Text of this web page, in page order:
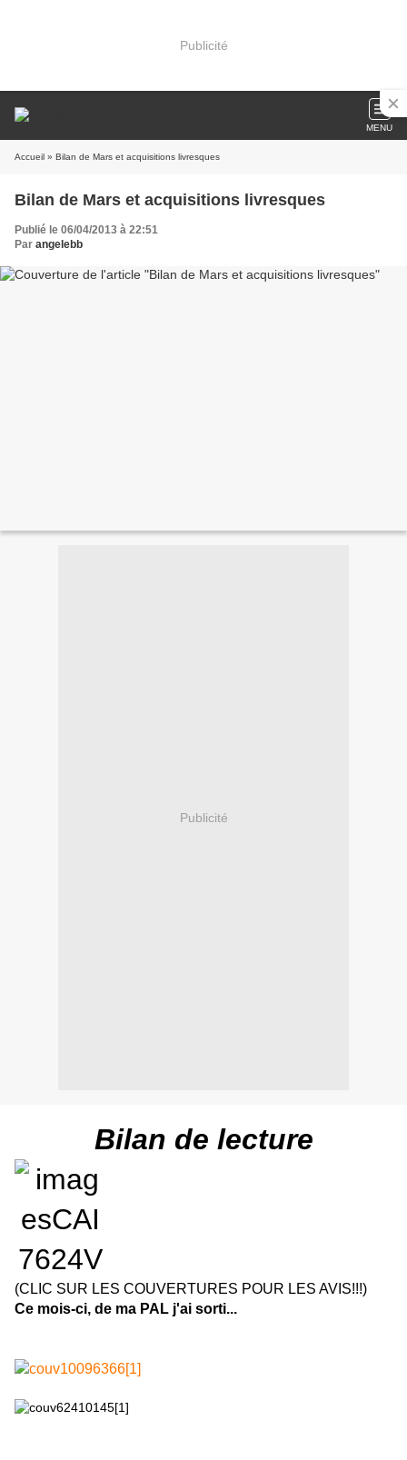
Publicité
MENU
Accueil » Bilan de Mars et acquisitions livresques
Bilan de Mars et acquisitions livresques
Publié le 06/04/2013 à 22:51
Par angelebb
Publicité
Bilan de lecture
(CLIC SUR LES COUVERTURES POUR LES AVIS!!!)
Ce mois-ci, de ma PAL j'ai sorti...